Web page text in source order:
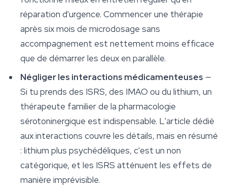
réparation d'urgence. Commencer une thérapie
après six mois de microdosage sans
accompagnement est nettement moins efficace
que de démarrer les deux en parallèle.
Négliger les interactions médicamenteuses —
Si tu prends des ISRS, des IMAO ou du lithium, un
thérapeute familier de la pharmacologie
sérotoninergique est indispensable. L'article dédié
aux interactions couvre les détails, mais en résumé
: lithium plus psychédéliques, c'est un non
catégorique, et les ISRS atténuent les effets de
manière imprévisible.